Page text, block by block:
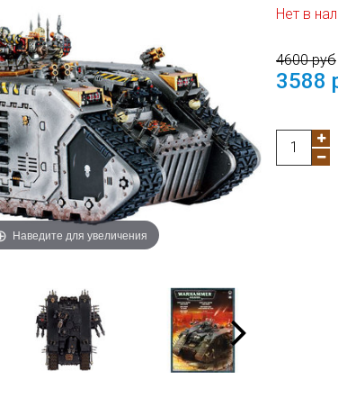
Наведите для увеличения
Нет в
4600 руб
3588